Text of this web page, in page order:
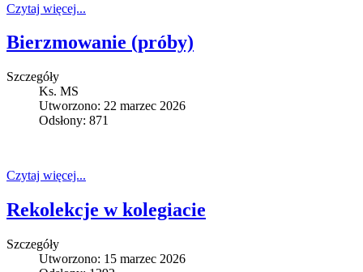
Czytaj więcej...
Bierzmowanie (próby)
Szczegóły
Ks. MS
Utworzono: 22 marzec 2026
Odsłony: 871
Czytaj więcej...
Rekolekcje w kolegiacie
Szczegóły
Utworzono: 15 marzec 2026